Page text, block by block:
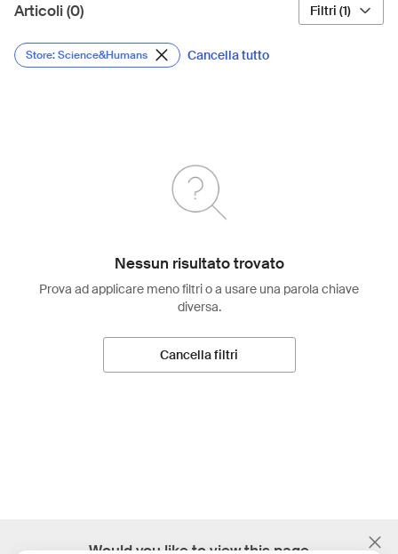
Articoli (0) Filtri (1)
Store: Science&Humans Cancella tutto
Nessun risultato trovato
Prova ad applicare meno filtri o a usare una parola chiave
diversa.
Cancella filtri